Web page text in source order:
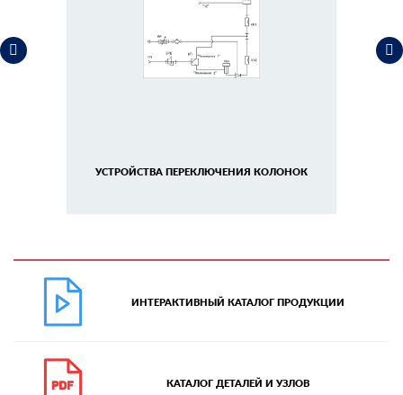
УСТРОЙСТВА ПЕРЕКЛЮЧЕНИЯ КОЛОНОК
ИНТЕРАКТИВНЫЙ КАТАЛОГ ПРОДУКЦИИ
КАТАЛОГ ДЕТАЛЕЙ И УЗЛОВ